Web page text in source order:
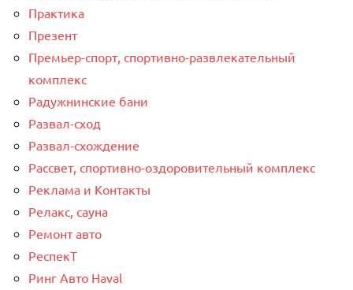
Практика
Презент
Премьер-спорт, спортивно-развлекательный
комплекс
Радужнинские бани
Развал-сход
Развал-схождение
Рассвет, спортивно-оздоровительный комплекс
Реклама и Контакты
Релакс, сауна
Ремонт авто
РеспекТ
Ринг Авто Haval